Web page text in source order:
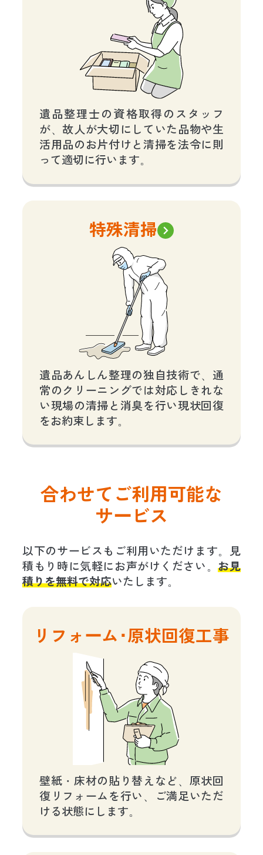
遺品整理士の資格取得のスタッフ
が、故人が大切にしていた品物や生
活用品のお片付けと清掃を法令に則
って適切に行います。
特殊清掃
遺品あんしん整理の独自技術で、通
常のクリーニングでは対応しきれな
い現場の清掃と消臭を行い現状回復
をお約束します。
合わせてご利用可能な
サービス
以下のサービスもご利用いただけます。見
積もり時に気軽にお声がけください。お見
積りを無料で対応いたします。
リフォーム･原状回復工事
壁紙・床材の貼り替えなど、原状回
復リフォームを行い、ご満足いただ
ける状態にします。